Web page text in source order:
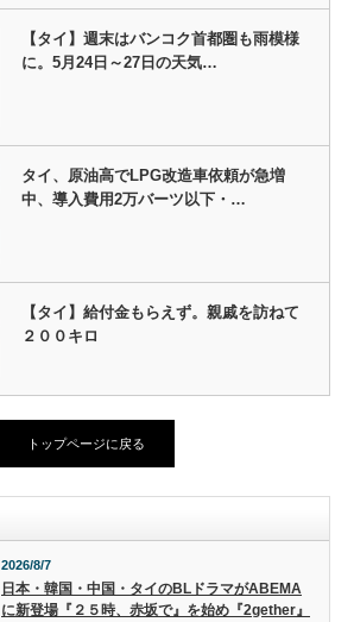
【タイ】週末はバンコク首都圏も雨模様
に。5月24日～27日の天気…
タイ、原油高でLPG改造車依頼が急増
中、導入費用2万バーツ以下・…
【タイ】給付金もらえず。親戚を訪ねて
２００キロ
トップページに戻る
2026/8/7
日本・韓国・中国・タイのBLドラマがABEMA
に新登場『２５時、赤坂で』を始め『2gether』